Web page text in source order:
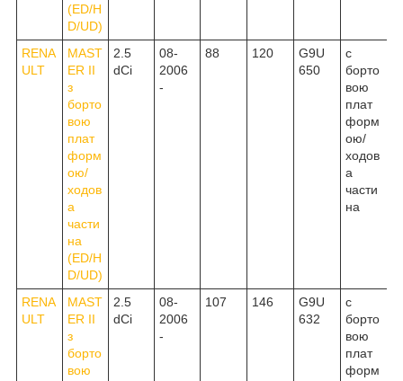
(ED/H
D/UD)
RENA
ULT
MAST
ER II
з
борто
вою
плат
форм
ою/
ходов
а
части
на
(ED/H
D/UD)
2.5
dCi
08-
2006
-
88 120
G9U
650
c
борто
вою
плат
форм
ою/
ходов
а
части
на
RENA
ULT
MAST
ER II
з
борто
вою
2.5
dCi
08-
2006
-
107 146
G9U
632
c
борто
вою
плат
форм